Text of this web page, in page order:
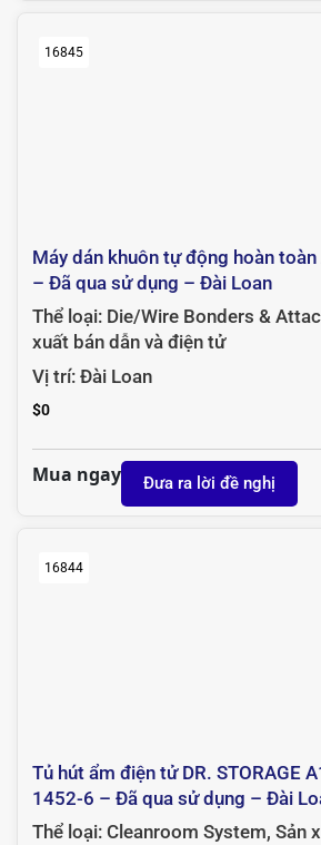
16845
Máy dán khuôn tự động hoàn toàn
– Đã qua sử dụng – Đài Loan
Thể loại: Die/Wire Bonders &
xuất bán dẫn và điện tử
Vị trí: Đài Loan
$0
Mua ngay Đưa ra lời đề nghị
16844
Tủ hút ẩm điện tử DR. STORAGE
1452-6 – Đã qua sử dụng – Đài
Thể loại: Cleanroom System, Sản